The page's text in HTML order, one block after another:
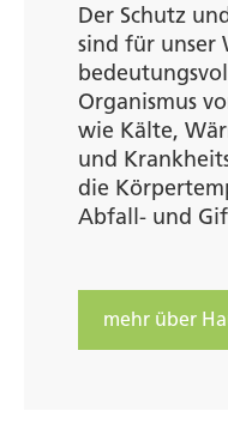
Der Schutz
sind für unser
Organismus
wie Kälte,
und
die
Abfall- und
mehr über